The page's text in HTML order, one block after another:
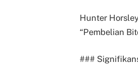
Hunter
“Pembelian
###